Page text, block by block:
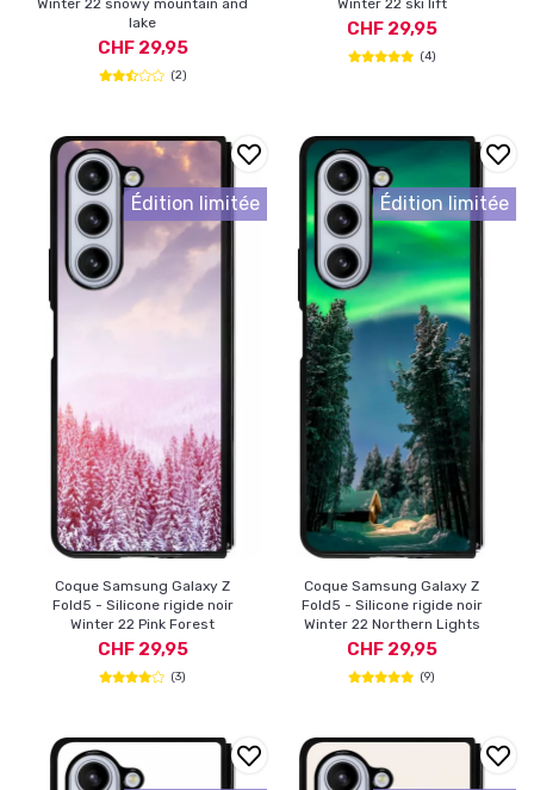
lake
CHF 29,95
(2)
CHF 29,95
(4)
Coque Samsung Galaxy Z
Fold5 - Silicone rigide noir
Winter 22 Pink Forest
CHF 29,95
(3)
Édition limitée
Coque Samsung Galaxy Z
Fold5 - Silicone rigide noir
Winter 22 Northern Lights
CHF 29,95
(9)
Édition limitée